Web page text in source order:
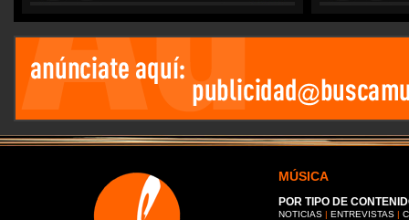
MÚSICA
POR TIPO DE
NOTICIAS | ENTREVISTAS |